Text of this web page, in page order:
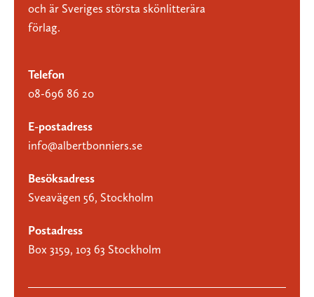
och är Sveriges största skönlitterära
förlag.
Telefon
08-696 86 20
E-postadress
info@albertbonniers.se
Besöksadress
Sveavägen 56, Stockholm
Postadress
Box 3159, 103 63 Stockholm